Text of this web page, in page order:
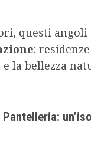
questi
:
la bellezza